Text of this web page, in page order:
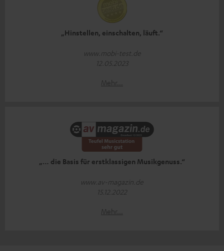
„Hinstellen, einschalten, läuft.“
www.mobi-test.de
12.05.2023
Mehr...
„… die Basis für erstklassigen Musikgenuss.“
www.av-magazin.de
15.12.2022
Mehr...